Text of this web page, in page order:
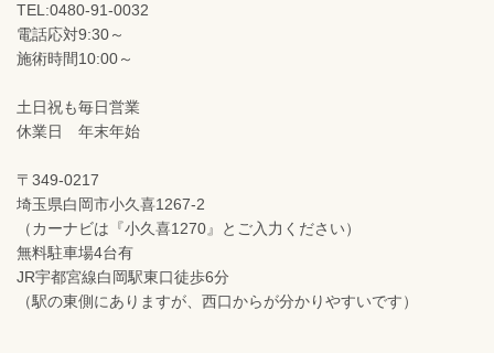
TEL:0480-91-0032
電話応対9:30～
施術時間10:00～
土日祝も毎日営業
休業日 年末年始
〒349-0217
埼玉県白岡市小久喜1267-2
（カーナビは『小久喜1270』とご入力ください）
無料駐車場4台有
JR宇都宮線白岡駅東口徒歩6分
（駅の東側にありますが、西口からが分かりやすいです）